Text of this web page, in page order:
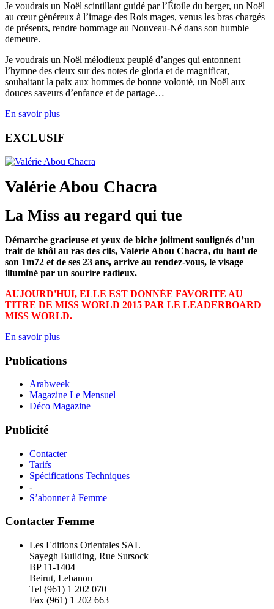
Je voudrais un Noël scintillant guidé par l’Étoile du berger, un Noël
au cœur généreux à l’image des Rois mages, venus les bras chargés
de présents, rendre hommage au Nouveau-Né dans son humble
demeure.
Je voudrais un Noël mélodieux peuplé d’anges qui entonnent
l’hymne des cieux sur des notes de gloria et de magnificat,
souhaitant la paix aux hommes de bonne volonté, un Noël aux
douces saveurs d’enfance et de partage…
En savoir plus
EXCLUSIF
Valérie Abou Chacra
La Miss au regard qui tue
Démarche gracieuse et yeux de biche joliment soulignés d’un
trait de khôl au ras des cils, Valérie Abou Chacra, du haut de
son 1m72 et de ses 23 ans, arrive au rendez-vous, le visage
illuminé par un sourire radieux.
AUJOURD'HUI, ELLE EST DONNÉE FAVORITE AU
TITRE DE MISS WORLD 2015 PAR LE LEADERBOARD
MISS WORLD.
En savoir plus
Publications
Arabweek
Magazine Le Mensuel
Déco Magazine
Publicité
Contacter
Tarifs
Spécifications Techniques
-
S’abonner à Femme
Contacter Femme
Les Editions Orientales SAL
Sayegh Building, Rue Sursock
BP 11-1404
Beirut, Lebanon
Tel (961) 1 202 070
Fax (961) 1 202 663